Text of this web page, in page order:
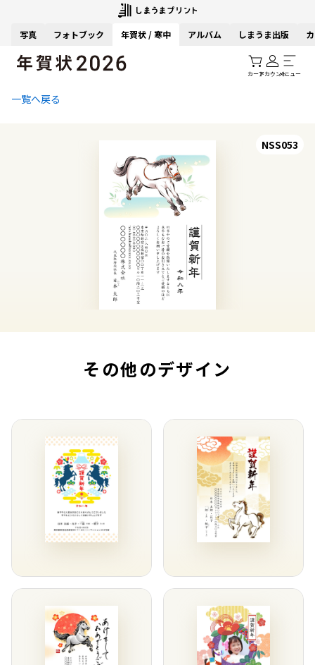
写真 フォトブック 年賀状 / 寒中 アルバム しまうま出版
カートアカウントメニュー
一覧へ戻る
NSS053
その他のデザイン